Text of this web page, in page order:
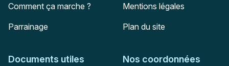
Comment ça marche ?
Parrainage
Mentions légales
Plan du site
Documents utiles Nos coordonnées